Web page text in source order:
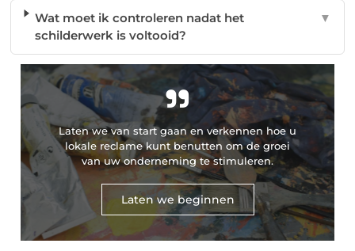
Wat moet ik controleren nadat het
schilderwerk is voltooid?
▼
"
Laten we van start gaan en verkennen hoe u
lokale reclame kunt benutten om de groei
van uw onderneming te stimuleren.
Laten we beginnen